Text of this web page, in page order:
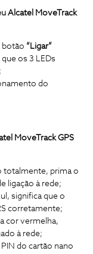
Alcatel MoveTrack
botão “Ligar”
os 3 LEDs
;
do
MoveTrack GPS
totalmente, prima o
ligação à rede;
significa que o
corretamente;
cor vermelha,
à rede;
do cartão nano